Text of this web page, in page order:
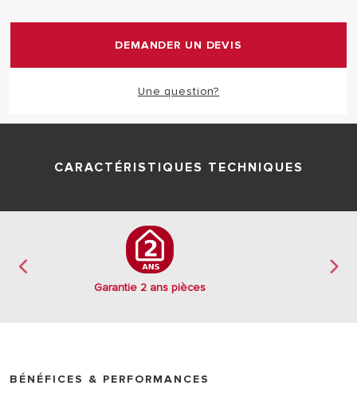
DEMANDER UN DEVIS
Une question?
CARACTÉRISTIQUES TECHNIQUES
Garantie 2 ans pièces
BÉNÉFICES & PERFORMANCES